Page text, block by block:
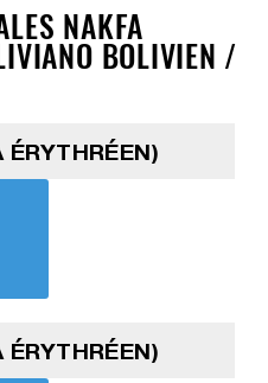
NAKFA
BOLIVIEN /
ÉRYTHRÉEN)
ÉRYTHRÉEN)